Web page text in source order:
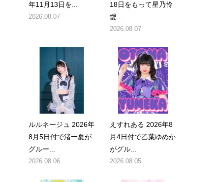
年11月13日を...
2026.08.07
18日をもって星乃怜
愛...
2026.08.07
ルルネージュ 2026年
8月5日付で渚一夏が
グルー...
2026.08.06
えすれある 2026年8
月4日付で乙葉ゆめか
がグル...
2026.08.05